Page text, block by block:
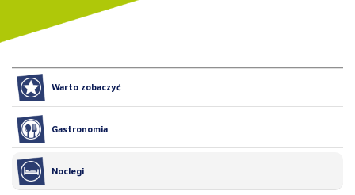
Warto zobaczyć
Gastronomia
Noclegi